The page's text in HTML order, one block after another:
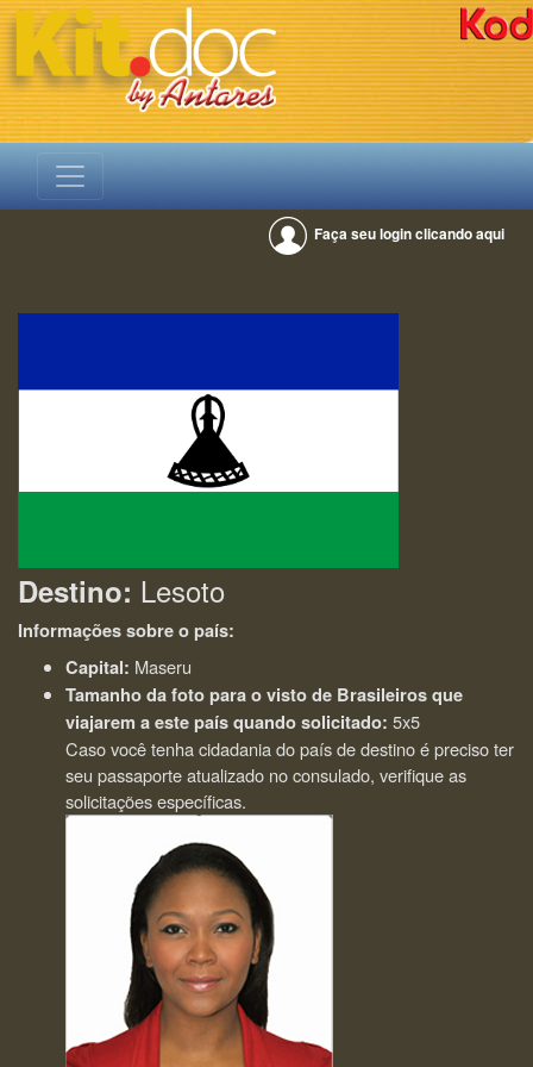
Faça seu login clicando aqui
Destino: Lesoto
Informações sobre o país:
Capital: Maseru
Tamanho da foto para o visto de Brasileiros que
viajarem a este país quando solicitado: 5x5
Caso você tenha cidadania do país de destino é preciso ter
seu passaporte atualizado no consulado, verifique as
solicitações específicas.